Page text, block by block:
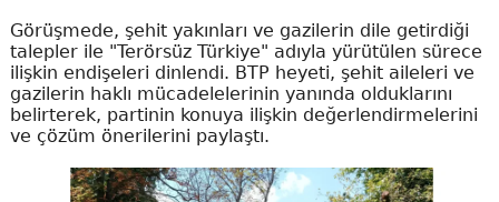
Görüşmede, şehit yakınları ve gazilerin dile getirdiği
talepler ile "Terörsüz Türkiye" adıyla yürütülen sürece
ilişkin endişeleri dinlendi. BTP heyeti, şehit aileleri ve
gazilerin haklı mücadelelerinin yanında olduklarını
belirterek, partinin konuya ilişkin değerlendirmelerini
ve çözüm önerilerini paylaştı.